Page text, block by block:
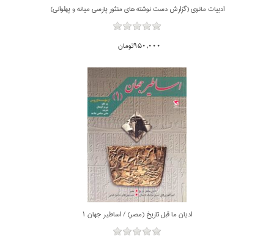
ادبيات مانوي (گزارش دست نوشته هاي منثور پارسي ميانه و پهلواني)
950,000تومان
اديان ما قبل تاريخ (مصر) / اساطير جهان 1